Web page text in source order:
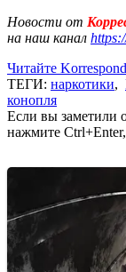
Новости от
на наш канал
Читайте
ТЕГИ: наркотики,
конопля
Если вы заметили
нажмите